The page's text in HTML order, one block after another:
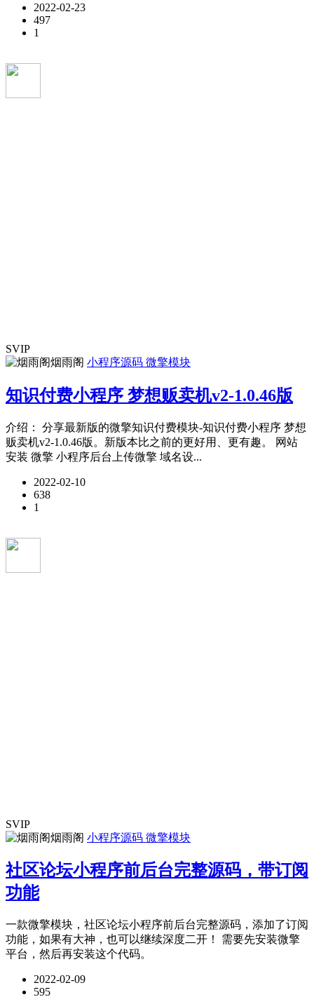
2022-02-23
497
1
SVIP
烟雨阁 小程序源码 微擎模块
知识付费小程序 梦想贩卖机v2-1.0.46版
介绍： 分享最新版的微擎知识付费模块-知识付费小程序 梦想
贩卖机v2-1.0.46版。新版本比之前的更好用、更有趣。 网站
安装 微擎 小程序后台上传微擎 域名设...
2022-02-10
638
1
SVIP
烟雨阁 小程序源码 微擎模块
社区论坛小程序前后台完整源码，带订阅
功能
一款微擎模块，社区论坛小程序前后台完整源码，添加了订阅
功能，如果有大神，也可以继续深度二开！ 需要先安装微擎
平台，然后再安装这个代码。
2022-02-09
595